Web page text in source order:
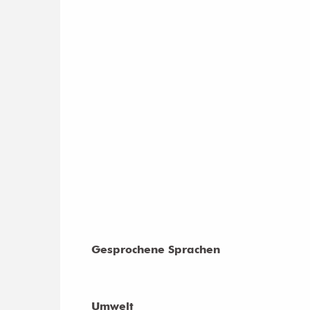
Gesprochene Sprachen
Gesprochene Sprachen
Umwelt
Umwelt